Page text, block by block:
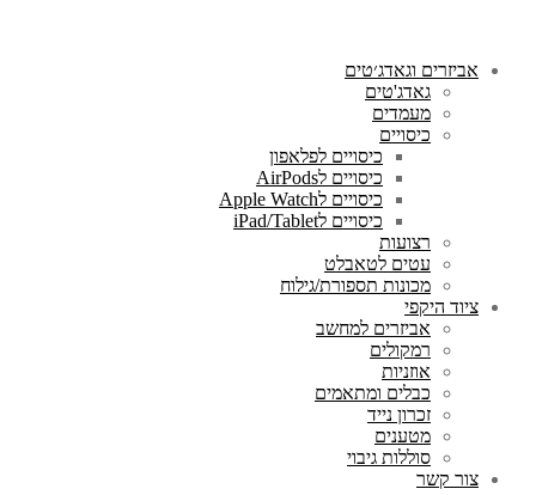
אביזרים וגאדג׳טים
גאדג'טים
מעמדים
כיסויים
כיסויים לפלאפון
כיסויים לAirPods
כיסויים לApple Watch
כיסויים לiPad/Tablet
רצועות
עטים לטאבלט
מכונות תספורת/גילוח
ציוד היקפי
אביזרים למחשב
רמקולים
אוזניות
כבלים ומתאמים
זכרון נייד
מטענים
סוללות גיבוי
צור קשר